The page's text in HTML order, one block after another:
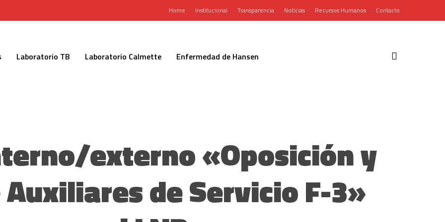
Home Institucional Transparencia Noticias Recursos Humanos Contacto
Laboratorio TB Laboratorio Calmette Enfermedad de Hansen
externo «Oposición y
de Servicio F-3»